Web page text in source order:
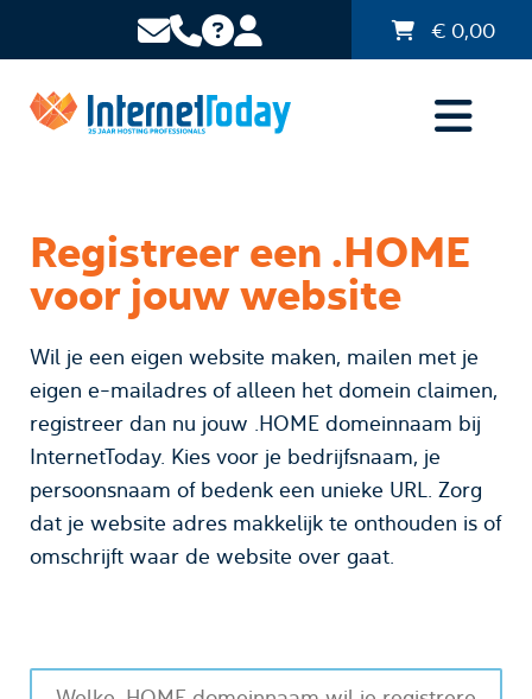
€ 0,00
Registreer een .HOME
voor jouw website
Wil je een eigen website maken, mailen met je
eigen e-mailadres of alleen het domein claimen,
registreer dan nu jouw .HOME domeinnaam bij
InternetToday. Kies voor je bedrijfsnaam, je
persoonsnaam of bedenk een unieke URL. Zorg
dat je website adres makkelijk te onthouden is of
omschrijft waar de website over gaat.